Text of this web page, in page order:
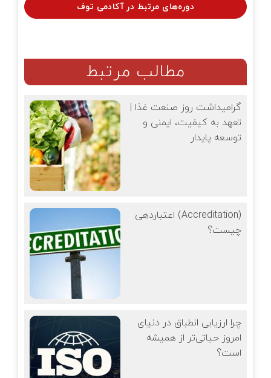
دوره‌های مرتبط در آکادمی توف
مطالب مرتبط
گرامیداشت روز صنعت غذا |
تعهد به کیفیت، ایمنی و
توسعه پایدار
اعتباردهی (Accreditation)
چیست؟
چرا ارزیابی انطباق در دنیای
امروز حیاتی‌تر از همیشه
است؟